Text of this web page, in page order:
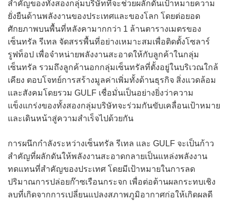
สำคัญของทั้งสองกลุ่มบริษัทที่จะช่วยผลักดันเป้าหมายความ
ยั่งยืนด้านพลังงานของประเทศและของโลก โดยต่อยอด
ศักยภาพบนพื้นที่หลังคามากกว่า 1 ล้านตารางเมตรของ
เซ็นทรัล รีเทล จัดสรรพื้นที่อย่างเหมาะสมเพื่อติดตั้งโซลาร์
รูฟท็อป เพื่อจำหน่ายพลังงานสะอาดให้กับลูกค้าในกลุ่ม
เซ็นทรัล รวมถึงลูกค้านอกกลุ่มเซ็นทรัลที่ตั้งอยู่ในบริเวณใกล้
เคียง ตอบโจทย์การสร้างมูลค่าเพิ่มทั้งด้านธุรกิจ สิ่งแวดล้อม
และสังคมโดยรวม GULF เชื่อมั่นเป็นอย่างยิ่งว่าความ
แข็งแกร่งของทั้งสองกลุ่มบริษัทจะร่วมกันขับเคลื่อนเป้าหมาย
และเดินหน้าสู่ความสำเร็จไปด้วยกัน
การผนึกกำลังระหว่างเซ็นทรัล รีเทล และ GULF จะเป็นก้าว
สำคัญที่ผลักดันให้พลังงานสะอาดกลายเป็นแหล่งพลังงาน
ทดแทนที่สำคัญของประเทศ โดยมีเป้าหมายในการลด
ปริมาณการปล่อยก๊าซเรือนกระจก เพื่อต่อต้านผลกระทบเชิง
ลบที่เกิดจากการเปลี่ยนแปลงสภาพภูมิอากาศก่อให้เกิดผลดี